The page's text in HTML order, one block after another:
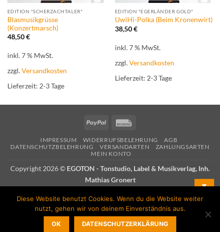
EDITION "SCHERZACHTALER"
Blasmusikgrüsse
(Konzertmarsch)
48,50€
inkl. 7 % MwSt.
zzgl.Versandkosten
Lieferzeit: 2-3 Tage
EDITION "EGERLÄNDER GOLD"
UwiHi-Polka (Beim Kronenwirt)
38,50€
inkl. 7 % MwSt.
zzgl.Versandkosten
Lieferzeit: 2-3 Tage
PayPal
IMPRESSUM WIDERRUFSBELEHRUNG
AGB
DATENSCHUTZBELEHRUNG
VERSANDARTEN
ZAHLUNGSARTEN
MEIN KONTO
Copyright 2026 © EGOTON - Tonstudio, Label & Musikverlag, Inh.
Mathias Gronert
▼
Mit unserem Newsletter immer auf dem Laufenden bleiben:
Diese Website benutzt Cookies. Wenn du die Website weiter
nutzt, gehen wir von deinem Einverständnis aus.
OK DATENSCHUTZERKLÄRUNG